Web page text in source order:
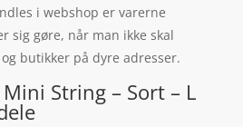
i webshop er varerne
sig gøre, når man ikke skal
butikker på dyre adresser.
String – Sort – L